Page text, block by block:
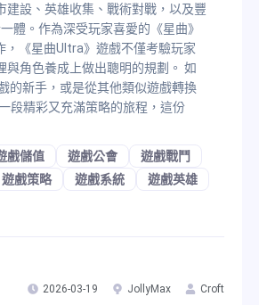
建設、英雄收集、戰術對戰，以及豐
體。作為深受玩家喜愛的《星曲》
，《星曲Ultra》遊戲不僅考驗玩家
與角色養成上做出聰明的規劃。 如
的新手，或是從其他類似遊戲轉換
段精彩又充滿策略的旅程，這份
戲儲值 遊戲公會
遊戲戰鬥
遊戲策略 遊戲系統
遊戲英雄
2026-03-19 JollyMax Croft